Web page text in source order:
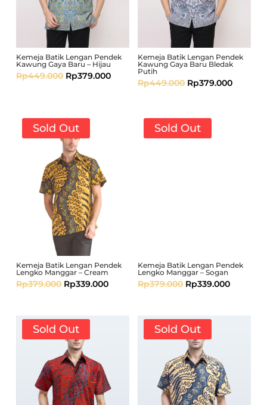
Kemeja Batik Lengan Pendek
Kawung Gaya Baru – Hijau
Rp449.000 Rp379.000
Kemeja Batik Lengan Pendek
Kawung Gaya Baru Bledak
Putih
Rp449.000 Rp379.000
Sold Out
Kemeja Batik Lengan Pendek
Lengko Manggar – Cream
Rp379.000 Rp339.000
Sold Out
Kemeja Batik Lengan Pendek
Lengko Manggar – Sogan
Rp379.000 Rp339.000
Sold Out Sold Out